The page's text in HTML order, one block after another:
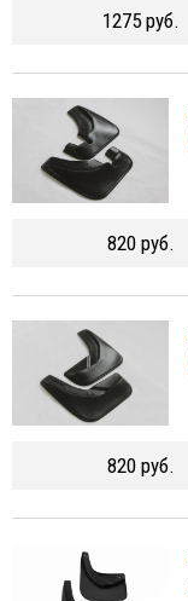
1275 руб.
820 руб.
820 руб.